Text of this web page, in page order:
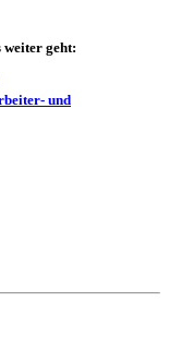
weiter geht:
und